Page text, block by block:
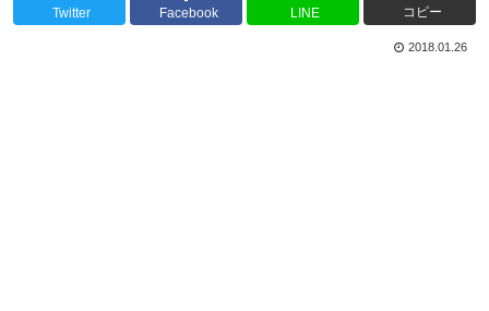
Twitter Facebook LINE コピー
2018.01.26